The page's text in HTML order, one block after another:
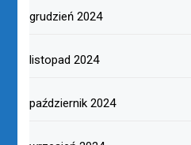
grudzień 2024
listopad 2024
październik 2024